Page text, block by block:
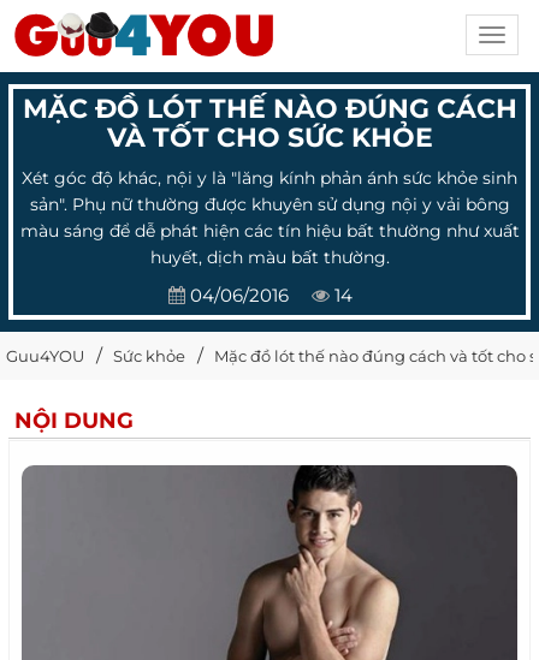
MẶC ĐỒ LÓT THẾ NÀO ĐÚNG CÁCH
VÀ TỐT CHO SỨC KHỎE
Xét góc độ khác, nội y là "lăng kính phản ánh sức khỏe sinh
sản". Phụ nữ thường được khuyên sử dụng nội y vải bông
màu sáng để dễ phát hiện các tín hiệu bất thường như xuất
huyết, dịch màu bất thường.
04/06/2016 14
Guu4YOU Sức khỏe Mặc đồ lót thế nào đúng cách và tốt cho
NỘI DUNG